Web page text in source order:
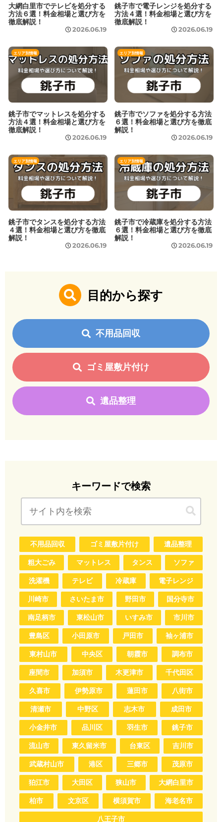
大網白里市でテレビを処分する
方法６選！料金相場と選び方を
徹底解説！
2026.06.19
銚子市で電子レンジを処分する
方法４選！料金相場と選び方を
徹底解説！
2026.06.19
エリア別情報
銚子市でマットレスを処分する
方法４選！料金相場と選び方を
徹底解説！
2026.06.19
エリア別情報
銚子市でソファを処分する方法
６選！料金相場と選び方を徹底
解説！
2026.06.19
エリア別情報
銚子市でタンスを処分する方法
４選！料金相場と選び方を徹底
解説！
2026.06.19
エリア別情報
銚子市で冷蔵庫を処分する方法
６選！料金相場と選び方を徹底
解説！
2026.06.19
目的から探す
不用品回収
ゴミ屋敷片付け
遺品整理
キーワードで検索
不用品回収 ゴミ屋敷片付け 遺品整理
粗大ごみ マットレス タンス ソファ
洗濯機 テレビ 冷蔵庫 電子レンジ
川崎市 さいたま市 野田市 国分寺市
南足柄市 東松山市 いすみ市 市川市
豊島区 小田原市 戸田市 袖ヶ浦市
東村山市 中央区 朝霞市 調布市
座間市 加須市 木更津市 千代田区
久喜市 伊勢原市 蓮田市 八街市
清瀬市 中野区 志木市 成田市
小金井市 品川区 羽生市 銚子市
流山市 東久留米市 台東区 吉川市
武蔵村山市 港区 三郷市 茂原市
狛江市 大田区 狭山市 大網白里市
柏市 文京区 横須賀市 海老名市
八王子市